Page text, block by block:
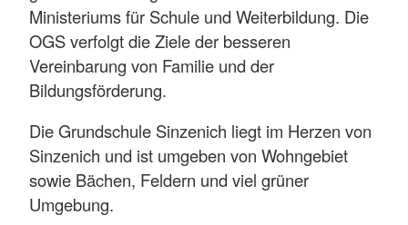
Ministeriums für Schule und Weiterbildung. Die
OGS verfolgt die Ziele der besseren
Vereinbarung von Familie und der
Bildungsförderung.
Die Grundschule Sinzenich liegt im Herzen von
Sinzenich und ist umgeben von Wohngebiet
sowie Bächen, Feldern und viel grüner
Umgebung.